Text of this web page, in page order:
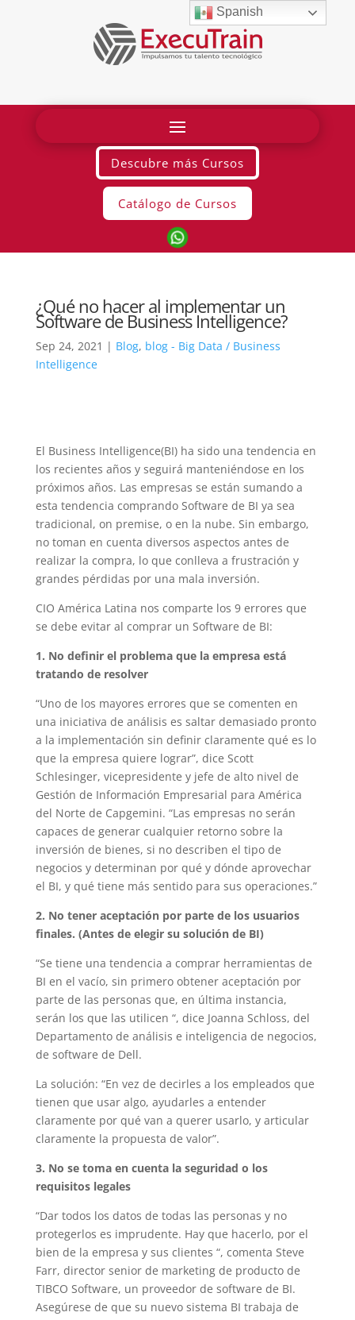
Descubre más Cursos
Catálogo de Cursos
¿Qué no hacer al implementar un
Software de Business Intelligence?
Sep 24, 2021 | Blog, blog - Big Data / Business
Intelligence
El Business Intelligence(BI) ha sido una tendencia en
los recientes años y seguirá manteniéndose en los
próximos años. Las empresas se están sumando a
esta tendencia comprando Software de BI ya sea
tradicional, on premise, o en la nube. Sin embargo,
no toman en cuenta diversos aspectos antes de
realizar la compra, lo que conlleva a frustración y
grandes pérdidas por una mala inversión.
CIO América Latina nos comparte los 9 errores que
se debe evitar al comprar un Software de BI:
1. No definir el problema que la empresa está
tratando de resolver
“Uno de los mayores errores que se comenten en
una iniciativa de análisis es saltar demasiado pronto
a la implementación sin definir claramente qué es lo
que la empresa quiere lograr”, dice Scott
Schlesinger, vicepresidente y jefe de alto nivel de
Gestión de Información Empresarial para América
del Norte de Capgemini. “Las empresas no serán
capaces de generar cualquier retorno sobre la
inversión de bienes, si no describen el tipo de
negocios y determinan por qué y dónde aprovechar
el BI, y qué tiene más sentido para sus operaciones.”
2. No tener aceptación por parte de los usuarios
finales. (Antes de elegir su solución de BI)
“Se tiene una tendencia a comprar herramientas de
BI en el vacío, sin primero obtener aceptación por
parte de las personas que, en última instancia,
serán los que las utilicen “, dice Joanna Schloss, del
Departamento de análisis e inteligencia de negocios,
de software de Dell.
La solución: “En vez de decirles a los empleados que
tienen que usar algo, ayudarles a entender
claramente por qué van a querer usarlo, y articular
claramente la propuesta de valor”.
3. No se toma en cuenta la seguridad o los
requisitos legales
“Dar todos los datos de todas las personas y no
protegerlos es imprudente. Hay que hacerlo, por el
bien de la empresa y sus clientes “, comenta Steve
Farr, director senior de marketing de producto de
TIBCO Software, un proveedor de software de BI.
Asegúrese de que su nuevo sistema BI trabaja de
Spanish